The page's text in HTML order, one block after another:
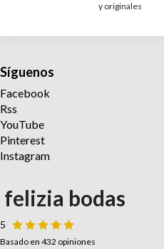
y originales
Síguenos
Facebook
Rss
YouTube
Pinterest
Instagram
felizia bodas
5
Basado en 432 opiniones